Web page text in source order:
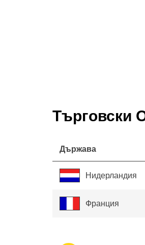
Търговски
Държава
Нидерландия
Франция